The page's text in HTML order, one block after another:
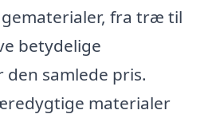
fra træ til
betydelige
samlede pris.
materialer